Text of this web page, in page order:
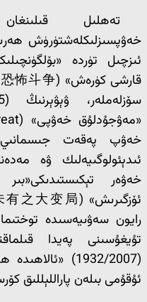
تەھلىل
خەۋپسىزلىكلەشتۈرۈش
ئىزچىل تۈردە
خەۋپ پەقەت
ئىدېئولوگىيەلىك ۋە
خەۋەر
رايون سەۋىيەسىدە
ئۇقۇمى بىلەن پاراللېللىق